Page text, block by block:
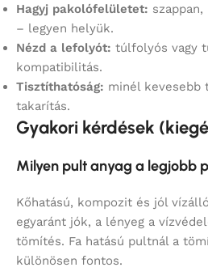
Hagyj pakolófelületet:
– legyen helyük.
Nézd a lefolyót: túlfolyós vagy
kompatibilitás.
Tisztíthatóság: minél kevesebb
takarítás.
Gyakori kérdések
Milyen pult anyag a legjobb
Kőhatású, kompozit és jól
egyaránt jók, a lényeg a
tömítés. Fa hatású pultnál a
különösen fontos.